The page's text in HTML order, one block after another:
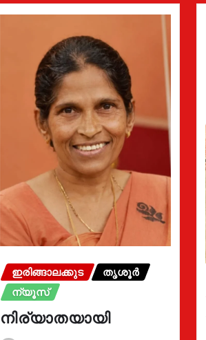
ഇരിങ്ങാലക്കുട
തൃശൂർ
ന്യൂസ്
നിര്യാതയായി